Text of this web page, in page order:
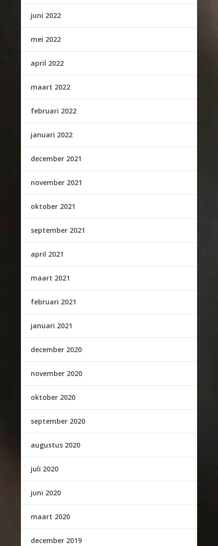
juni 2022
mei 2022
april 2022
maart 2022
februari 2022
januari 2022
december 2021
november 2021
oktober 2021
september 2021
april 2021
maart 2021
februari 2021
januari 2021
december 2020
november 2020
oktober 2020
september 2020
augustus 2020
juli 2020
juni 2020
maart 2020
december 2019